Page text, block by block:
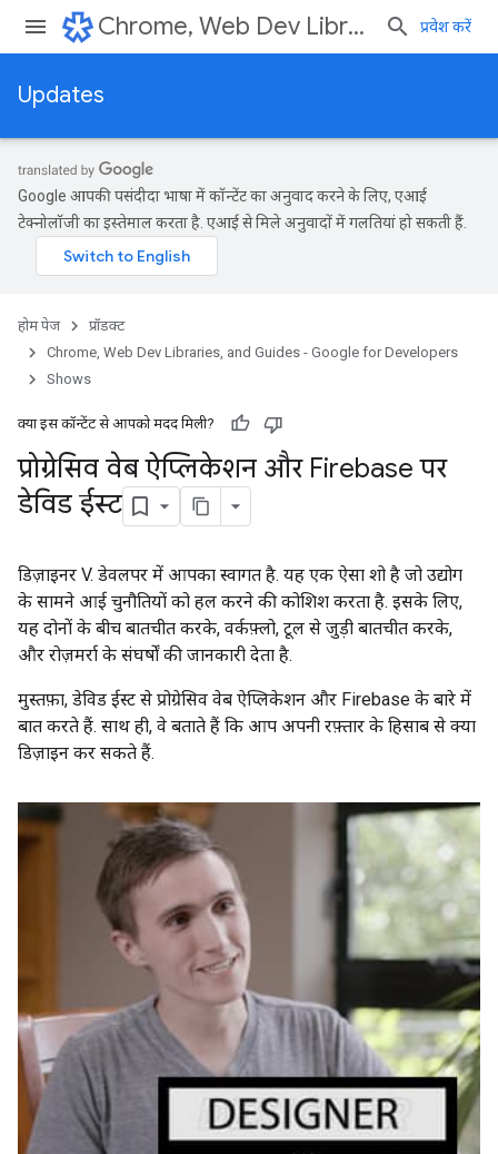
Chrome, Web Dev Libraries, and Guides - Google for Developers प्रवेश करें
Updates
Google आपकी पसंदीदा भाषा में कॉन्टेंट का अनुवाद करने के लिए, एआई
टेक्नोलॉजी का इस्तेमाल करता है. एआई से मिले अनुवादों में गलतियां हो सकती हैं.
होम पेज
प्रॉडक्ट
Chrome, Web Dev Libraries, and Guides - Google for Developers
Shows
क्या इस कॉन्टेंट से आपको मदद मिली?
प्रोग्रेसिव वेब ऐप्लिकेशन और Firebase पर
डेविड ईस्ट
डिज़ाइनर V. डेवलपर में आपका स्वागत है. यह एक ऐसा शो है जो उद्योग
के सामने आई चुनौतियों को हल करने की कोशिश करता है. इसके लिए,
यह दोनों के बीच बातचीत करके, वर्कफ़्लो, टूल से जुड़ी बातचीत करके,
और रोज़मर्रा के संघर्षों की जानकारी देता है.
मुस्तफ़ा, डेविड ईस्ट से प्रोग्रेसिव वेब ऐप्लिकेशन और Firebase के बारे में
बात करते हैं. साथ ही, वे बताते हैं कि आप अपनी रफ़्तार के हिसाब से क्या
डिज़ाइन कर सकते हैं.